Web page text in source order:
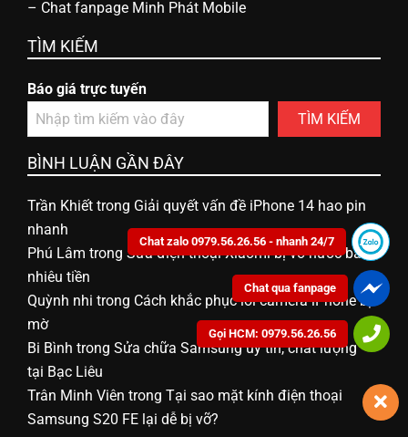
h
ữ
a
đ
i
ệ
n
t
– Chat fanpage Minh Phát Mobile
TÌM KIẾM
Báo giá trực tuyến
TÌM KIẾM
BÌNH LUẬN GẦN ĐÂY
Trần Khiết trong Giải quyết vấn đề iPhone 14 hao pin
nhanh
Phú Lâm trong Sửa điện thoại Xiaomi bị vô nước bao
nhiêu tiền
Quỳnh nhi trong Cách khắc phục lỗi camera iPhone bị
mờ
Bi Bình trong Sửa chữa Samsung uy tín, chất lượng
tại Bạc Liêu
Trân Minh Viên trong Tại sao mặt kính điện thoại
Samsung S20 FE lại dễ bị vỡ?
Chat zalo 0979.56.26.56 - nhanh 24/7
Chat qua fanpage
Gọi HCM: 0979.56.26.56